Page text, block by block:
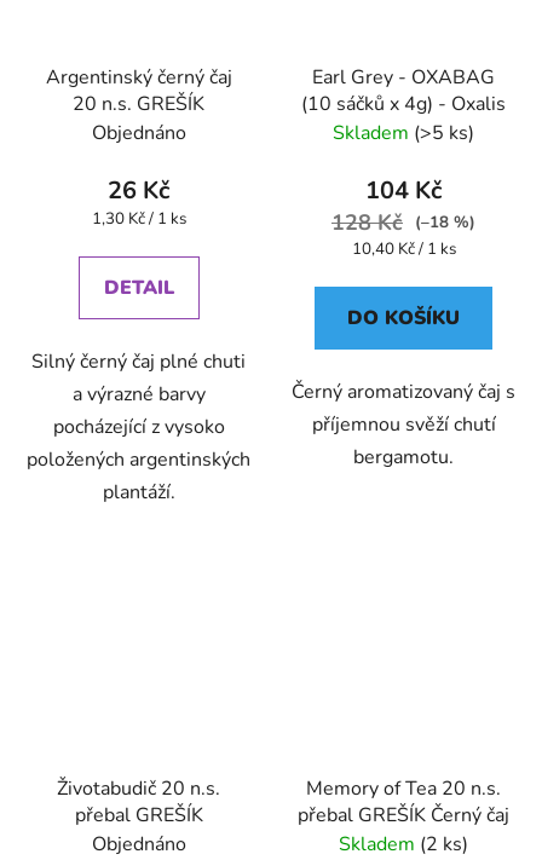
Argentinský černý čaj
20 n.s. GREŠÍK
Objednáno
26 Kč
Měrná
1,30 Kč / 1 ks
DETAIL
Silný černý čaj plné chuti
a výrazné barvy
pocházející z vysoko
položených argentinských
plantáží.
Earl Grey - OXABAG
(10 sáčků x 4g) - Oxalis
Skladem (>5 ks)
104 Kč
128 Kč
(–18 %)
Měrná
10,40 Kč / 1 ks
DO KOŠÍKU
Černý aromatizovaný čaj s
příjemnou svěží chutí
bergamotu.
Životabudič 20 n.s.
přebal GREŠÍK
Objednáno
Memory of Tea 20 n.s.
přebal GREŠÍK Černý čaj
Skladem (2 ks)